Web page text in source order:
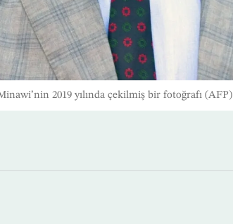
2019 yılında çekilmiş bir fotoğrafı (AFP)